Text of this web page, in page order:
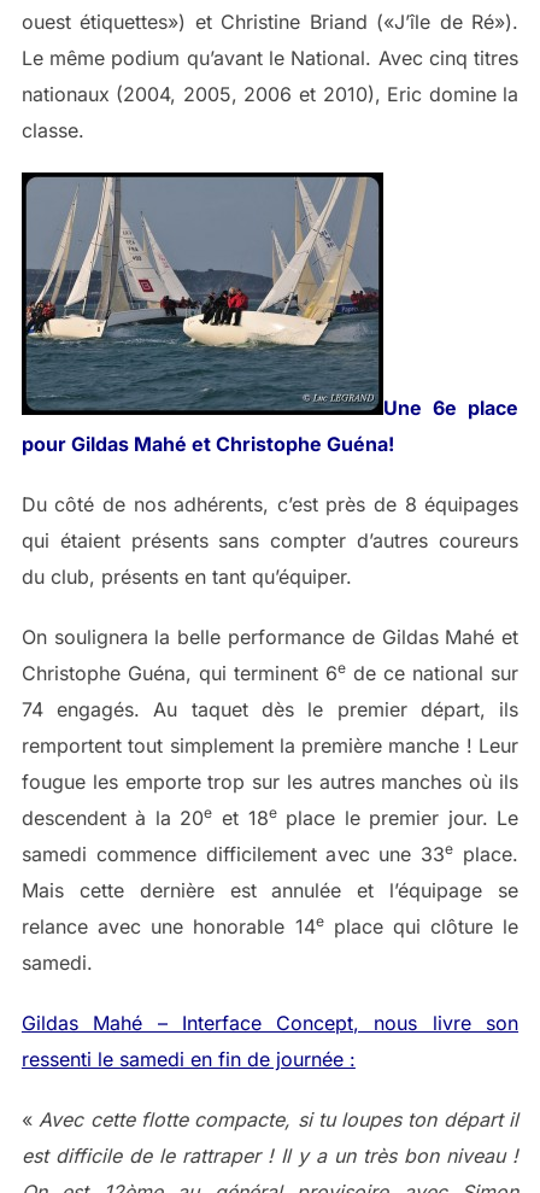
ouest étiquettes») et Christine Briand («J’île de Ré»).
Le même podium qu’avant le National. Avec cinq titres
nationaux (2004, 2005, 2006 et 2010), Eric domine la
classe.
Une 6e place
pour Gildas Mahé et Christophe Guéna!
Du côté de nos adhérents, c’est près de 8 équipages
qui étaient présents sans compter d’autres coureurs
du club, présents en tant qu’équiper.
On soulignera la belle performance de Gildas Mahé et
Christophe Guéna, qui terminent 6e de ce national sur
74 engagés. Au taquet dès le premier départ, ils
remportent tout simplement la première manche ! Leur
fougue les emporte trop sur les autres manches où ils
descendent à la 20e et 18eplace le premier jour. Le
samedi commence difficilement avec une 33e place.
Mais cette dernière est annulée et l’équipage se
relance avec une honorable 14eplace qui clôture le
samedi.
Gildas Mahé – Interface Concept, nous livre son
ressenti le samedi en fin de journée :
«Avec cette flotte compacte, si tu loupes ton départ il
est difficile de le rattraper ! Il y a un très bon niveau !